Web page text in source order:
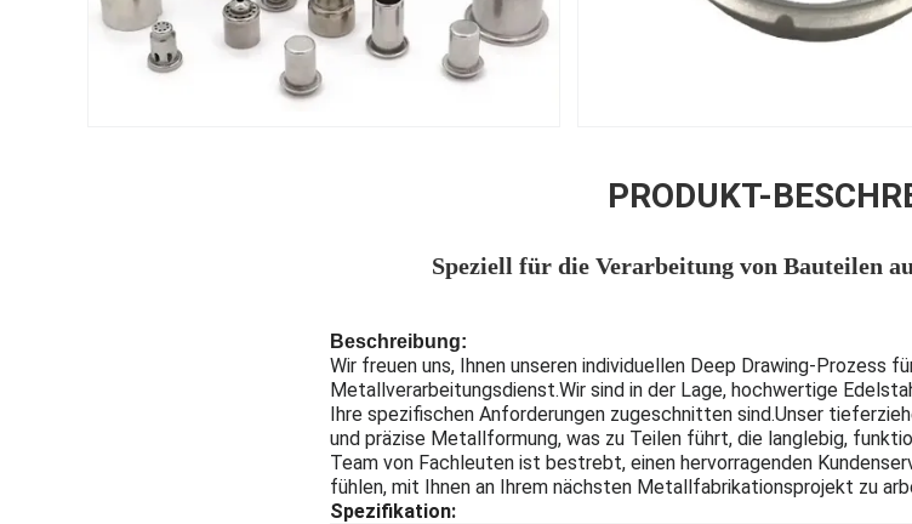
PRODUKT-
Speziell für die Verarbeitung von Bauteilen
Beschreibung:
Wir freuen uns, Ihnen unseren individuellen Deep Drawing-Prozess
Metallverarbeitungsdienst.Wir sind in der Lage, hochwertige
Ihre spezifischen Anforderungen zugeschnitten sind.Unser
und präzise Metallformung, was zu Teilen führt, die langlebig,
Team von Fachleuten ist bestrebt, einen hervorragenden
fühlen, mit Ihnen an Ihrem nächsten Metallfabrikationsprojekt zu
Spezifikation: